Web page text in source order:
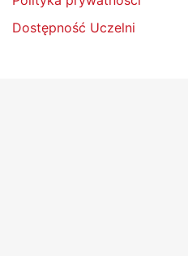
Dostępność Uczelni